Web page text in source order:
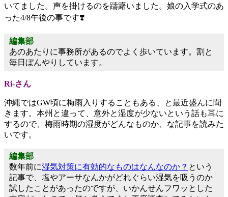
いてました。声を掛けるのを躊躇いました。娘の入学式のあ
った4/8午後の事です❣️
編集部
あのあたりに事務所があるのでよく歩いています。割と
毎日ぼんやりしています。
Ri-さん
沖縄ではGW頃に梅雨入りすることもある、と最近盛んに聞
きます。本州と違って、意外と湿度が少ないという話も耳に
するので、梅雨時期の湿度がどんなものか、な記事を読みた
いです。
編集部
数年前に湿気対策に有効的なものはなんなのか？ という
記事で、塩やアーサなんかがどれぐらい湿気を吸うのか
試したことがあったのですが、いかんせんフワッとした